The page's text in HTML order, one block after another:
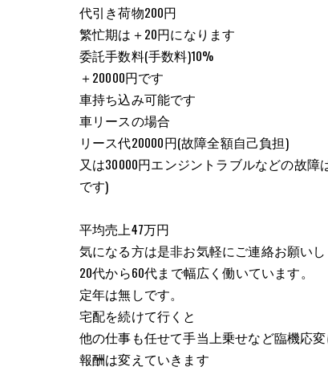
代引き荷物200円
繁忙期は＋20円になります
委託手数料(手数料)10%
＋20000円です
車持ち込み可能です
車リースの場合
リース代20000円(故障全額自己負担)
又は30000円エンジントラブルなどの故
です)
平均売上47万円
気になる方は是非お気軽にご連絡お願いし
20代から60代まで幅広く働いています。
定年は無しです。
宅配を続けて行くと
他の仕事も任せて手当上乗せなど臨機応変
報酬は変えていきます